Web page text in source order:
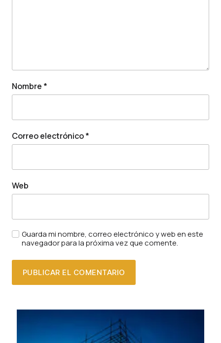
Nombre *
Correo electrónico*
Web
Guarda mi nombre, correo electrónico y web en este
navegador para la próxima vez que comente.